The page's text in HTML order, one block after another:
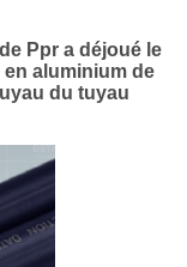
Ppr a déjoué le
aluminium de
du tuyau